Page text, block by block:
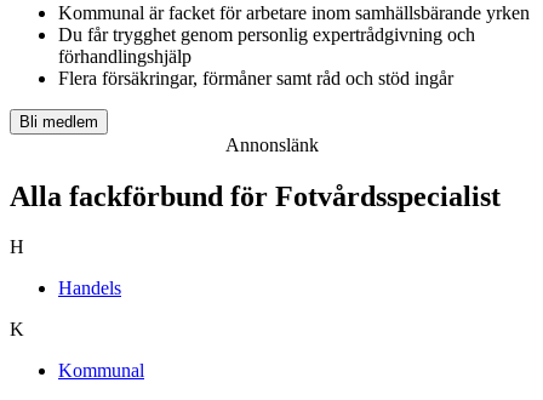
Kommunal är facket för arbetare inom samhällsbärande yrken
Du får trygghet genom personlig expertrådgivning och
förhandlingshjälp
Flera försäkringar, förmåner samt råd och stöd ingår
Bli medlem
Annonslänk
Alla fackförbund för Fotvårdsspecialist
H
Handels
K
Kommunal